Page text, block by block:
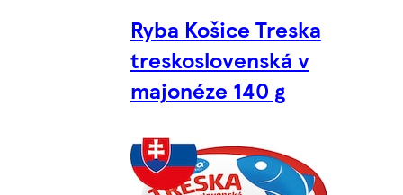
Ryba Košice Treska
treskoslovenská v
majonéze 140 g